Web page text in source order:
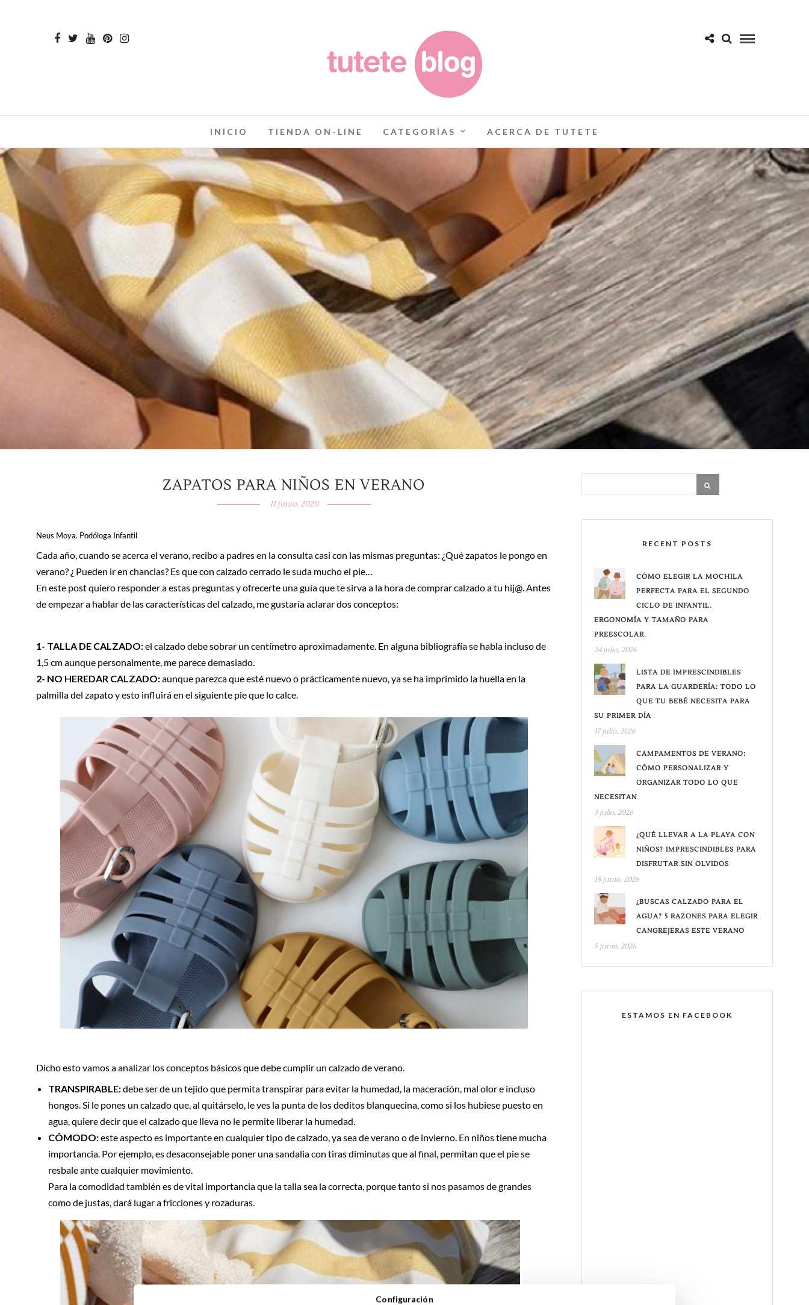
INICIO TIENDA ON-LINE CATEGORÍAS ACERCA DE TUTETE
ZAPATOS PARA NIÑOS EN VERANO
11 junio, 2020
Neus Moya. Podóloga Infantil
Cada año, cuando se acerca el verano, recibo a padres en la consulta casi con las mismas preguntas: ¿Qué zapatos le pongo en
verano? ¿ Pueden ir en chanclas? Es que con calzado cerrado le suda mucho el pie…
En este post quiero responder a estas preguntas y ofrecerte una guía que te sirva a la hora de comprar calzado a tu hij@. Antes
de empezar a hablar de las características del calzado, me gustaría aclarar dos conceptos:
1- TALLA DE CALZADO:el calzado debe sobrar un centímetro aproximadamente. En alguna bibliografía se habla incluso de
1,5 cm aunque personalmente, me parece demasiado.
2- NO HEREDAR CALZADO:aunque parezca que esté nuevo o prácticamente nuevo, ya se ha imprimido la huella en la
palmilla del zapato y esto influirá en el siguiente pie que lo calce.
Dicho esto vamos a analizar los conceptos básicos que debe cumplir un calzado de verano.
TRANSPIRABLE:debe ser de un tejido que permita transpirar para evitar la humedad, la maceración, mal olor e incluso
hongos. Si le pones un calzado que, al quitárselo, le ves la punta de los deditos blanquecina, como si los hubiese puesto en
agua, quiere decir que el calzado que lleva no le permite liberar la humedad.
CÓMODO:este aspecto es importante en cualquier tipo de calzado, ya sea de verano o de invierno. En niños tiene mucha
importancia. Por ejemplo, es desaconsejable poner una sandalia con tiras diminutas que al final, permitan que el pie se
resbale ante cualquier movimiento.
Para la comodidad también es de vital importancia que la talla sea la correcta, porque tanto si nos pasamos de grandes
como de justas, dará lugar a fricciones y rozaduras.
RECENT POSTS
CÓMO ELEGIR LA MOCHILA
PERFECTA PARA EL SEGUNDO
CICLO DE INFANTIL.
ERGONOMÍA Y TAMAÑO PARA
PREESCOLAR.
24 julio, 2026
LISTA DE IMPRESCINDIBLES
PARA LA GUARDERÍA: TODO LO
QUE TU BEBÉ NECESITA PARA
SU PRIMER DÍA
17 julio, 2026
CAMPAMENTOS DE VERANO:
CÓMO PERSONALIZAR Y
ORGANIZAR TODO LO QUE
NECESITAN
3 julio, 2026
¿QUÉ LLEVAR A LA PLAYA CON
NIÑOS? IMPRESCINDIBLES PARA
DISFRUTAR SIN OLVIDOS
18 junio, 2026
¿BUSCAS CALZADO PARA EL
AGUA? 5 RAZONES PARA ELEGIR
CANGREJERAS ESTE VERANO
5 junio, 2026
ESTAMOS EN FACEBOOK
Configuración